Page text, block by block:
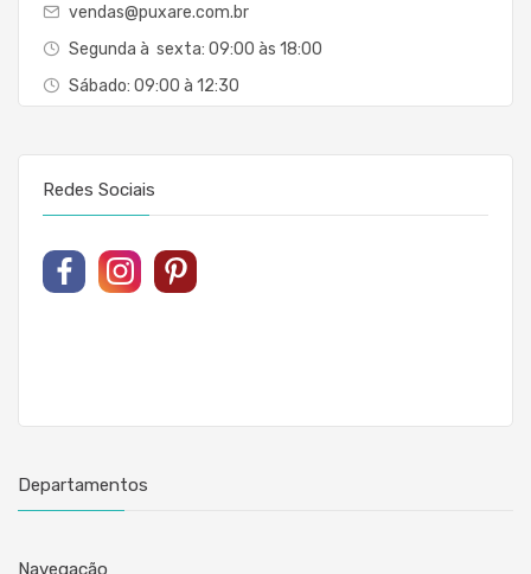
vendas@puxare.com.br
Segunda à sexta: 09:00 às 18:00
Sábado: 09:00 à 12:30
Redes Sociais
Departamentos
Navegação